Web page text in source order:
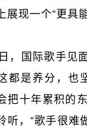
展现一个“更具
，国际歌手见
都是养分，也
把十年累积的
听，“歌手很难